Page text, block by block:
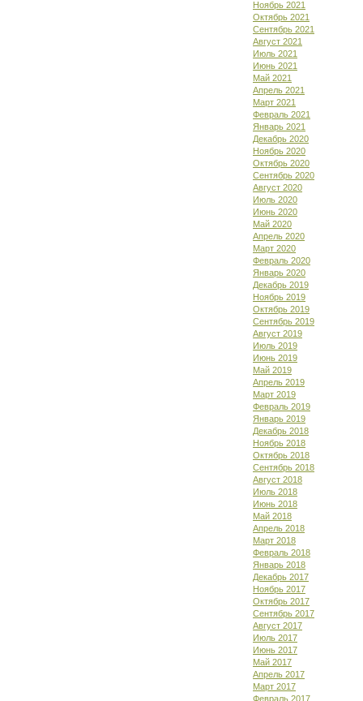
Ноябрь 2021
Октябрь 2021
Сентябрь 2021
Август 2021
Июль 2021
Июнь 2021
Май 2021
Апрель 2021
Март 2021
Февраль 2021
Январь 2021
Декабрь 2020
Ноябрь 2020
Октябрь 2020
Сентябрь 2020
Август 2020
Июль 2020
Июнь 2020
Май 2020
Апрель 2020
Март 2020
Февраль 2020
Январь 2020
Декабрь 2019
Ноябрь 2019
Октябрь 2019
Сентябрь 2019
Август 2019
Июль 2019
Июнь 2019
Май 2019
Апрель 2019
Март 2019
Февраль 2019
Январь 2019
Декабрь 2018
Ноябрь 2018
Октябрь 2018
Сентябрь 2018
Август 2018
Июль 2018
Июнь 2018
Май 2018
Апрель 2018
Март 2018
Февраль 2018
Январь 2018
Декабрь 2017
Ноябрь 2017
Октябрь 2017
Сентябрь 2017
Август 2017
Июль 2017
Июнь 2017
Май 2017
Апрель 2017
Март 2017
Февраль 2017